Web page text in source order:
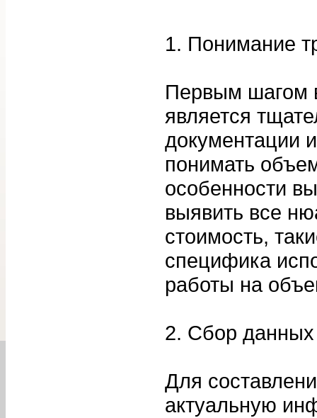
1. Понимание
Первым шагом
является
документации
понимать
особенности
выявить все
стоимость,
специфика
работы на
2. Сбор данных
Для
актуальную